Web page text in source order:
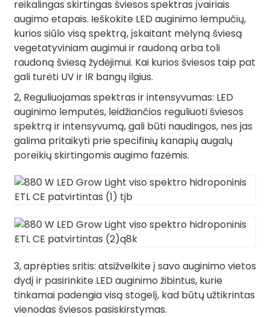
reikalingas skirtingas šviesos spektras įvairiais
augimo etapais. Ieškokite LED auginimo lempučių,
kurios siūlo visą spektrą, įskaitant mėlyną šviesą
vegetatyviniam augimui ir raudoną arba toli
raudoną šviesą žydėjimui. Kai kurios šviesos taip pat
gali turėti UV ir IR bangų ilgius.
2, Reguliuojamas spektras ir intensyvumas: LED
auginimo lemputės, leidžiančios reguliuoti šviesos
spektrą ir intensyvumą, gali būti naudingos, nes jas
galima pritaikyti prie specifinių kanapių augalų
poreikių skirtingomis augimo fazėmis.
3, aprėpties sritis: atsižvelkite į savo auginimo vietos
dydį ir pasirinkite LED auginimo žibintus, kurie
tinkamai padengia visą stogelį, kad būtų užtikrintas
vienodas šviesos pasiskirstymas.